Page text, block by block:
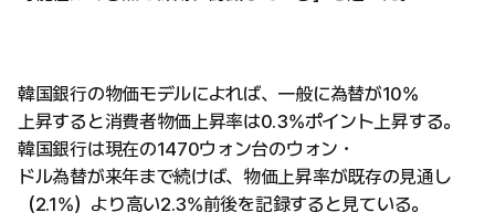
韓国銀行の物価モデルによれば、一般に為替が10%
上昇すると消費者物価上昇率は0.3%ポイント上昇する。
韓国銀行は現在の1470ウォン台のウォン・
ドル為替が来年まで続けば、物価上昇率が既存の見通し
（2.1%）より高い2.3%前後を記録すると見ている。